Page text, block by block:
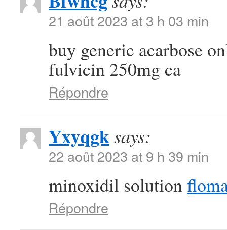
21 août 2023 at 3 h 03 min
buy generic acarbose
fulvicin 250mg ca
Répondre
Yxyqgksays:
22 août 2023 at 9 h 39 min
minoxidil solution
Répondre